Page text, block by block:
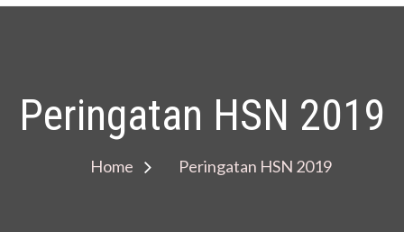
Peringatan HSN 2019
Home Peringatan HSN 2019